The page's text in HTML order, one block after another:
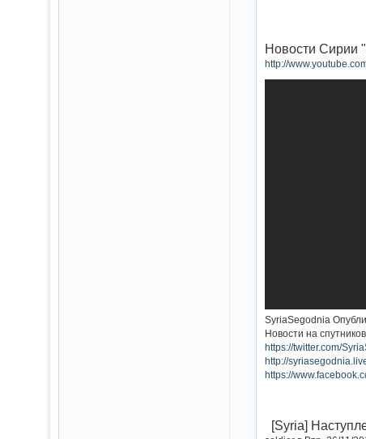
Новости Сирии
http://
SyriaSegodnia
Новости на
https://twitter.com/
http://
https://
[Syria]